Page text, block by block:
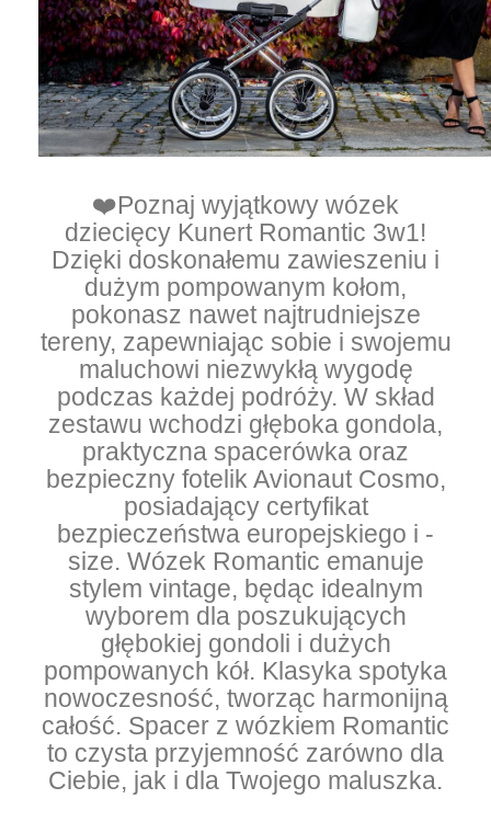
❤️Poznaj wyjątkowy wózek
dziecięcy Kunert Romantic 3w1!
Dzięki doskonałemu zawieszeniu i
dużym pompowanym kołom,
pokonasz nawet najtrudniejsze
tereny, zapewniając sobie i swojemu
maluchowi niezwykłą wygodę
podczas każdej podróży. W skład
zestawu wchodzi głęboka gondola,
praktyczna spacerówka oraz
bezpieczny fotelik Avionaut Cosmo,
posiadający certyfikat
bezpieczeństwa europejskiego i -
size. Wózek Romantic emanuje
stylem vintage, będąc idealnym
wyborem dla poszukujących
głębokiej gondoli i dużych
pompowanych kół. Klasyka spotyka
nowoczesność, tworząc harmonijną
całość. Spacer z wózkiem Romantic
to czysta przyjemność zarówno dla
Ciebie, jak i dla Twojego maluszka.